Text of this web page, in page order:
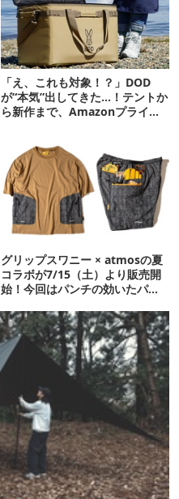
「え、これも対象！？」DOD
が“本気”出してきた…！テントか
ら新作まで、Amazonプライム
グリップスワニー × atmosの夏
コラボが7/15（土）より販売開
始！今回はパンチの効いたパイ